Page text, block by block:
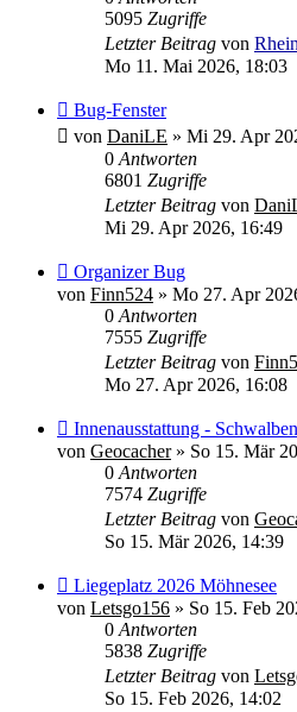
5095 Zugriffe
Letzter Beitrag von
Mo 11. Mai 2026, 18:03
Neuer
Beitrag
Bug-Fenster
von DaniLE » Mi 29. Apr
0 Antworten
6801 Zugriffe
Letzter Beitrag von
Mi 29. Apr 2026, 16:49
Neuer
Beitrag
Organizer Bug
von Finn524 » Mo 27. Apr
0 Antworten
7555 Zugriffe
Letzter Beitrag von
Mo 27. Apr 2026, 16:08
Neuer
Beitrag
Innenausstattung -
von Geocacher» So 15. Mär
0 Antworten
7574 Zugriffe
Letzter Beitrag von
So 15. Mär 2026, 14:39
Neuer
Beitrag
Liegeplatz 2026 Möhnesee
von Letsgo156 » So 15. Feb
0 Antworten
5838 Zugriffe
Letzter Beitrag von
So 15. Feb 2026, 14:02